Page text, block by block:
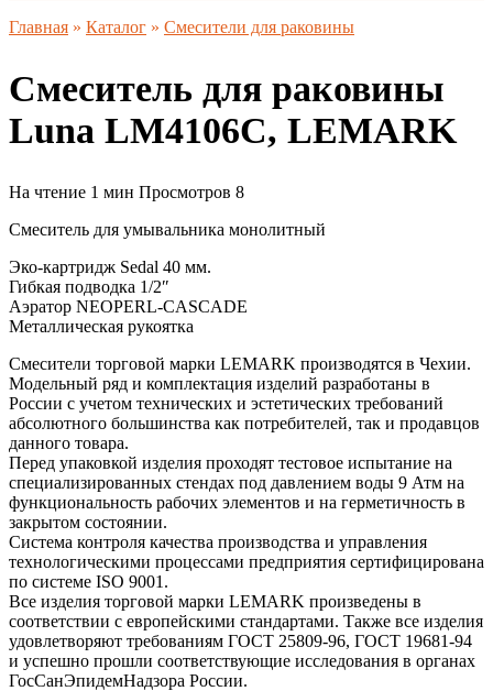
Главная » Каталог » Смесители для раковины
Смеситель для раковины
Luna LM4106C, LEMARK
На чтение 1 мин Просмотров 8
Смеситель для умывальника монолитный
Эко-картридж Sedal 40 мм.
Гибкая подводка 1/2″
Аэратор NEOPERL-CASCADE
Металлическая рукоятка
Смесители торговой марки LEMARK производятся в Чехии.
Модельный ряд и комплектация изделий разработаны в
России с учетом технических и эстетических требований
абсолютного большинства как потребителей, так и продавцов
данного товара.
Перед упаковкой изделия проходят тестовое испытание на
специализированных стендах под давлением воды 9 Атм на
функциональность рабочих элементов и на герметичность в
закрытом состоянии.
Система контроля качества производства и управления
технологическими процессами предприятия сертифицирована
по системе ISO 9001.
Все изделия торговой марки LEMARK произведены в
соответствии с европейскими стандартами. Также все изделия
удовлетворяют требованиям ГОСТ 25809-96, ГОСТ 19681-94
и успешно прошли соответствующие исследования в органах
ГосСанЭпидемНадзора России.